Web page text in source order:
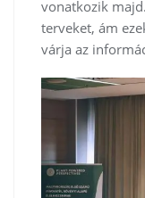
vonatkozik
terveket, ám
várja az